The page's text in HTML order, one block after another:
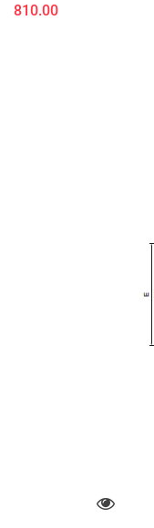
810.00